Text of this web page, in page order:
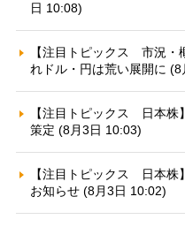
日 10:08)
【注目トピックス 市況・
れドル・円は荒い展開に
【注目トピックス 日本
策定 (8月3日 10:03)
【注目トピックス 日本
お知らせ (8月3日 10:02)